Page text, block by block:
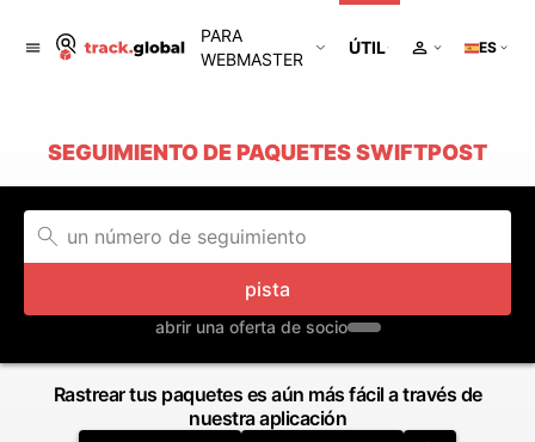
PARA
WEBMASTER
ÚTIL ES
SEGUIMIENTO DE PAQUETES SWIFTPOST
pista
abrir una oferta de socio
Rastrear tus paquetes es aún más fácil a través de
nuestra aplicación